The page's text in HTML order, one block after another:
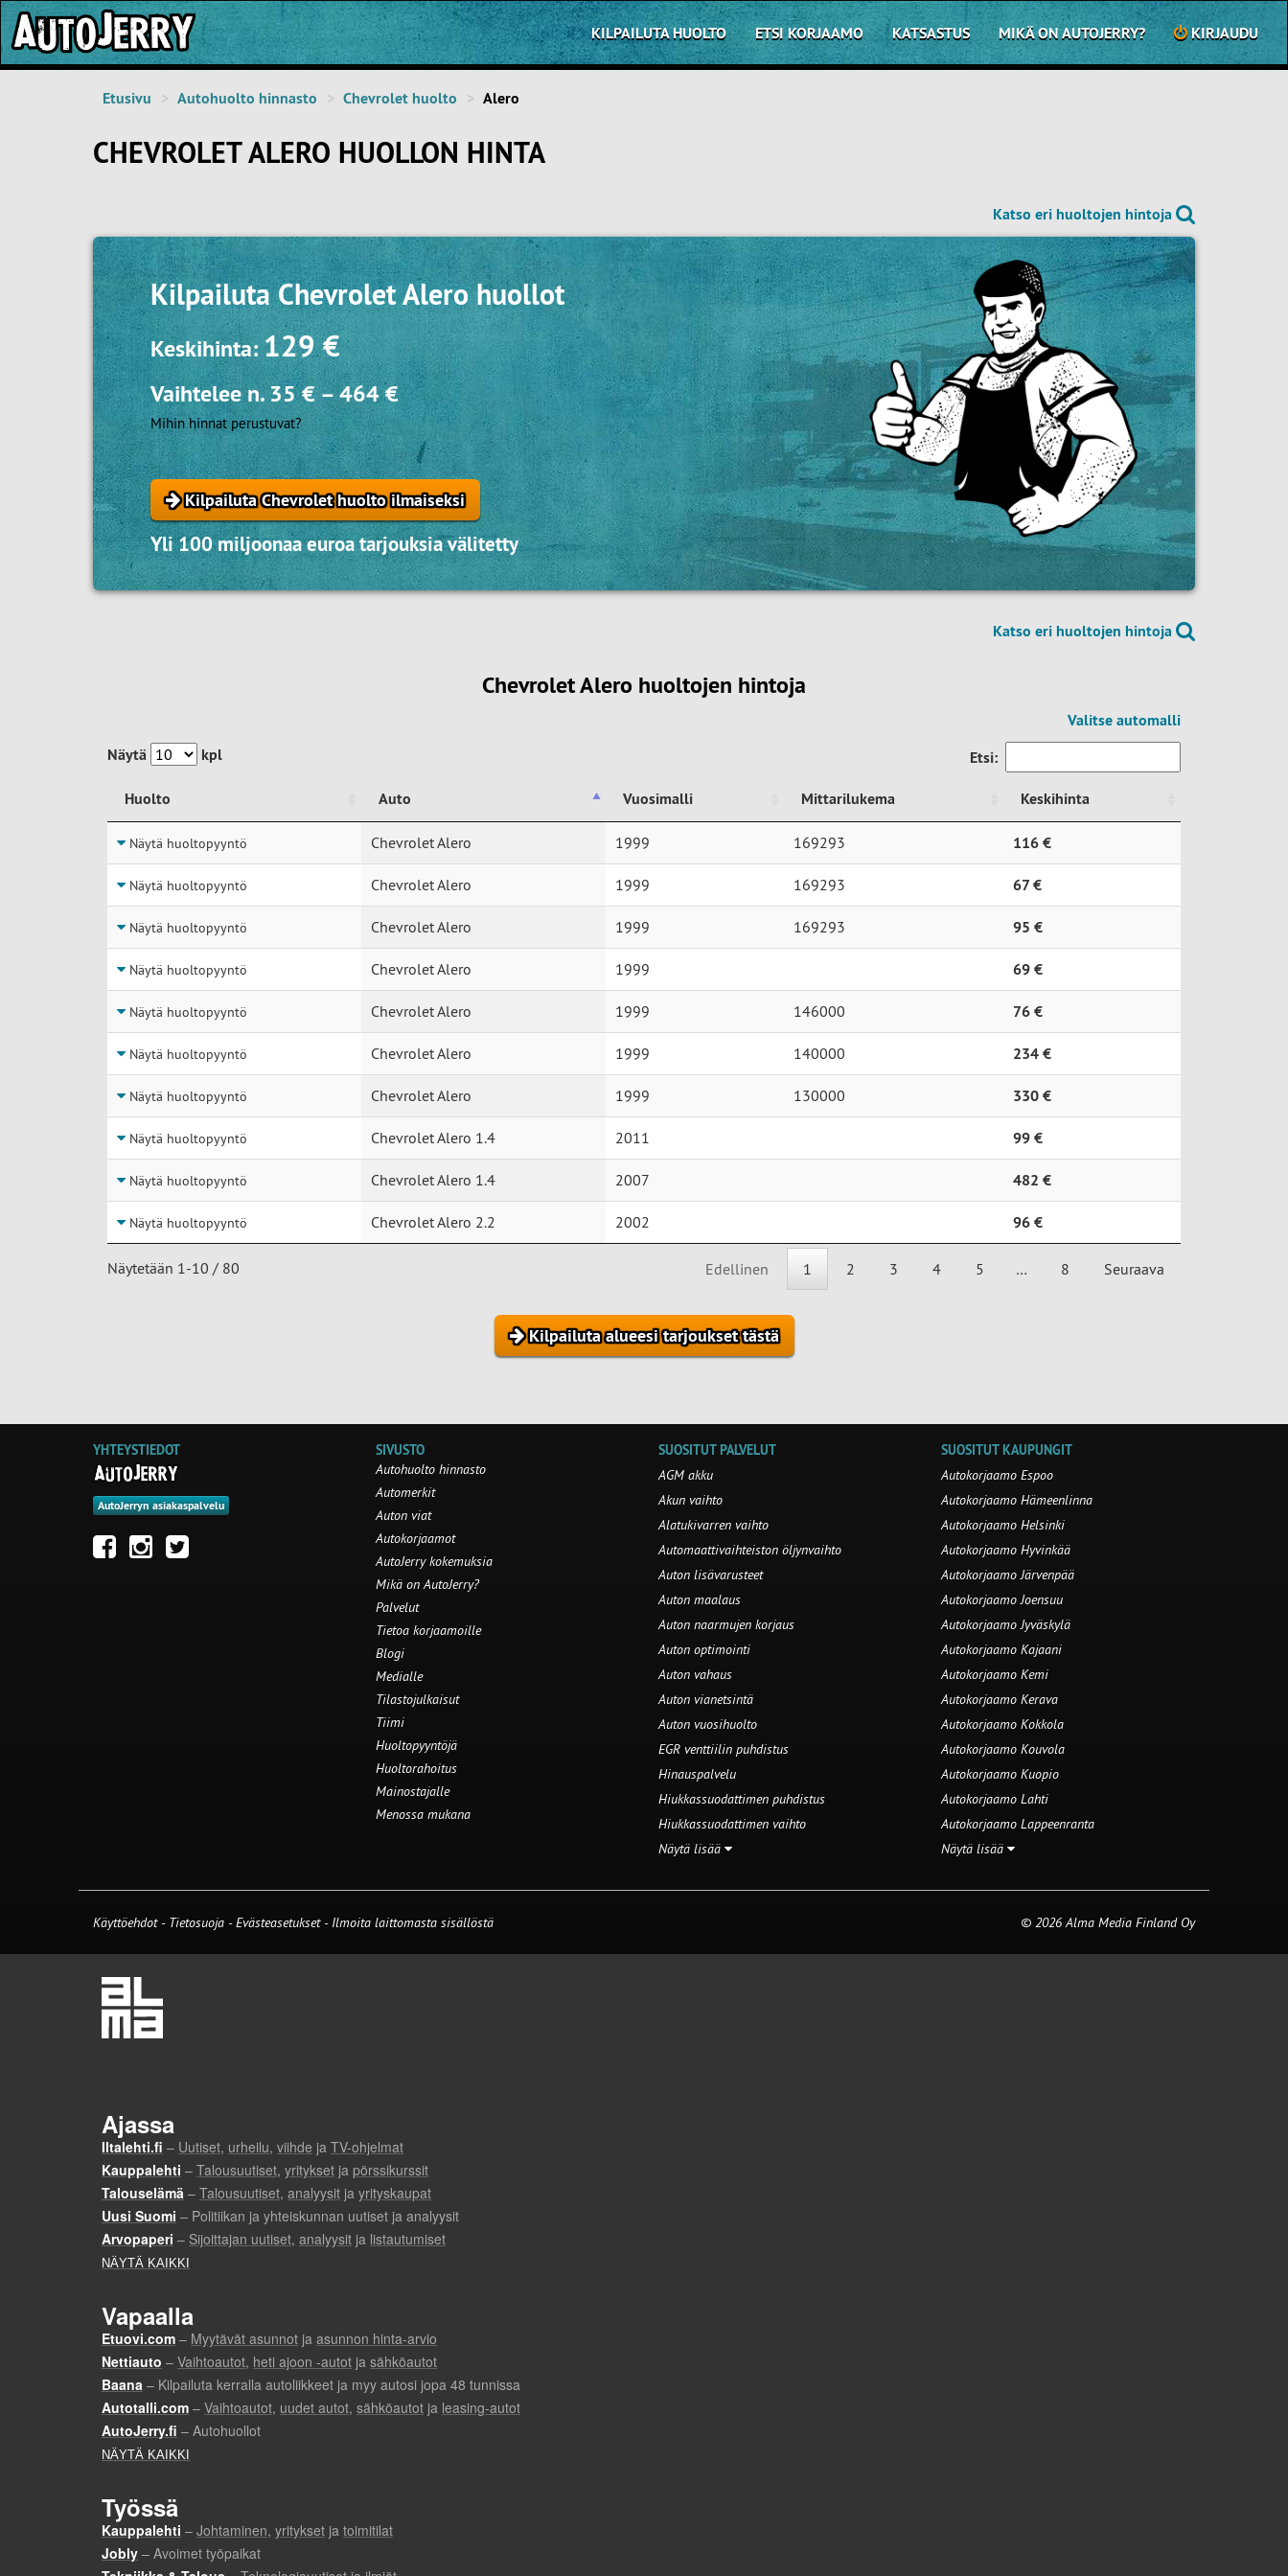
KILPAILUTA HUOLTO ETSI KORJAAMO KATSASTUS MIKÄ ON AUTOJERRY? KIRJAUDU
Etusivu Autohuolto hinnasto Chevrolet huolto Alero
CHEVROLET ALERO HUOLLON HINTA
Katso eri huoltojen hintoja
KilpailutaChevrolet Alero huollot
Keskihinta:129 €
Vaihtelee n. 35 €–464 €
Mihin hinnat perustuvat?
Kilpailuta Chevrolet huolto ilmaiseksi
Yli 100 miljoonaa euroa tarjouksia välitetty
Katso eri huoltojen hintoja
Chevrolet Alero huoltojen hintoja
Valitse automalli
Näytä
kpl Etsi:
Huolto Auto Vuosimalli Mittarilukema
Keskihinta
Huolto
Auto Vuosimalli Mittarilukema Keskihinta
Näytä huoltopyyntö Chevrolet Alero 1999 169293 116 €
Näytä huoltopyyntö Chevrolet Alero 1999 169293 67 €
Näytä huoltopyyntö Chevrolet Alero 1999 169293 95 €
Näytä huoltopyyntö Chevrolet Alero 1999 69 €
Näytä huoltopyyntö Chevrolet Alero 1999 146000 76 €
Näytä huoltopyyntö Chevrolet Alero 1999 140000 234 €
Näytä huoltopyyntö Chevrolet Alero 1999 130000 330 €
Näytä huoltopyyntö Chevrolet Alero 1.4 2011 99 €
Näytä huoltopyyntö Chevrolet Alero 1.4 2007 482 €
Näytä huoltopyyntö Chevrolet Alero 2.2 2002 96 €
Näytetään 1-10 / 80 Edellinen 1 2 3 4 5 … 8 Seuraava
Kilpailuta alueesi tarjoukset tästä
YHTEYSTIEDOT
AutoJerryn asiakaspalvelu
SIVUSTO
Autohuolto hinnasto
Automerkit
Auton viat
Autokorjaamot
AutoJerry kokemuksia
Mikä on AutoJerry?
Palvelut
Tietoa korjaamoille
Blogi
Medialle
Tilastojulkaisut
Tiimi
Huoltopyyntöjä
Huoltorahoitus
Mainostajalle
Menossa mukana
SUOSITUT PALVELUT
AGM akku
Akun vaihto
Alatukivarren vaihto
Automaattivaihteiston öljynvaihto
Auton lisävarusteet
Auton maalaus
Auton naarmujen korjaus
Auton optimointi
Auton vahaus
Auton vianetsintä
Auton vuosihuolto
EGR venttiilin puhdistus
Hinauspalvelu
Hiukkassuodattimen puhdistus
Hiukkassuodattimen vaihto
Näytä lisää
SUOSITUT KAUPUNGIT
Autokorjaamo Espoo
Autokorjaamo Hämeenlinna
Autokorjaamo Helsinki
Autokorjaamo Hyvinkää
Autokorjaamo Järvenpää
Autokorjaamo Joensuu
Autokorjaamo Jyväskylä
Autokorjaamo Kajaani
Autokorjaamo Kemi
Autokorjaamo Kerava
Autokorjaamo Kokkola
Autokorjaamo Kouvola
Autokorjaamo Kuopio
Autokorjaamo Lahti
Autokorjaamo Lappeenranta
Näytä lisää
Käyttöehdot - Tietosuoja -Evästeasetukset- Ilmoita laittomasta sisällöstä © 2026 Alma Media Finland Oy